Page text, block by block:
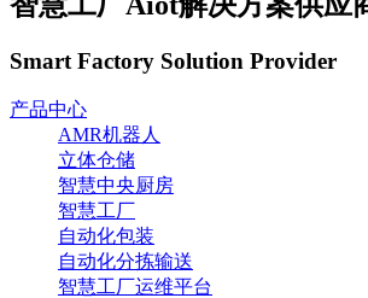
Smart Factory Solution Provider
产品中心
AMR机器人
立体仓储
智慧中央厨房
智慧工厂
自动化包装
自动化分拣输送
智慧工厂运维平台